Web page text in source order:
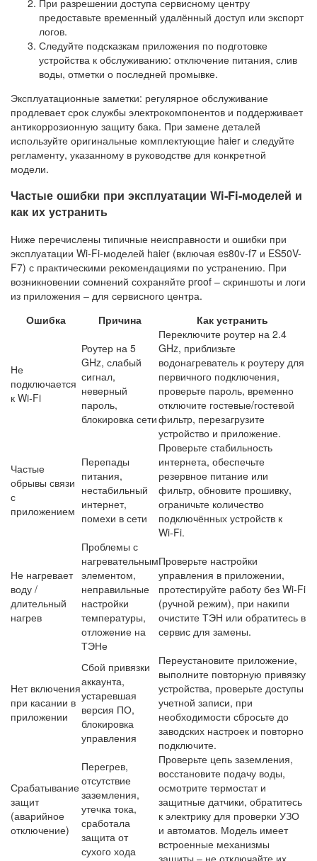
При разрешении доступа сервисному центру
предоставьте временный удалённый доступ или экспорт
логов.
Следуйте подсказкам приложения по подготовке
устройства к обслуживанию: отключение питания, слив
воды, отметки о последней промывке.
Эксплуатационные заметки: регулярное обслуживание
продлевает срок службы электрокомпонентов и поддерживает
антикоррозионную защиту бака. При замене деталей
используйте оригинальные комплектующие haier и следуйте
регламенту, указанному в руководстве для конкретной
модели.
Частые ошибки при эксплуатации Wi‑Fi‑моделей и
как их устранить
Ниже перечислены типичные неисправности и ошибки при
эксплуатации Wi‑Fi‑моделей haier (включая es80v-f7 и ES50V-
F7) с практическими рекомендациями по устранению. При
возникновении сомнений сохраняйте proof – скриншоты и логи
из приложения – для сервисного центра.
Ошибка
Причина Как устранить
Не
подключается
к Wi‑Fi
Роутер на 5
GHz, слабый
сигнал,
неверный
пароль,
блокировка сети
Переключите роутер на 2.4
GHz, приблизьте
водонагреватель к роутеру для
первичного подключения,
проверьте пароль, временно
отключите гостевые/гостевой
фильтр, перезагрузите
устройство и приложение.
Частые
обрывы связи
с
приложением
Перепады
питания,
нестабильный
интернет,
помехи в сети
Проверьте стабильность
интернета, обеспечьте
резервное питание или
фильтр, обновите прошивку,
ограничьте количество
подключённых устройств к
Wi‑Fi.
Не нагревает
воду /
длительный
нагрев
Проблемы с
нагревательным
элементом,
неправильные
настройки
температуры,
отложение на
ТЭНе
Проверьте настройки
управления в приложении,
протестируйте работу без Wi‑Fi
(ручной режим), при накипи
очистите ТЭН или обратитесь в
сервис для замены.
Нет включения
при касании в
приложении
Сбой привязки
аккаунта,
устаревшая
версия ПО,
блокировка
управления
Переустановите приложение,
выполните повторную привязку
устройства, проверьте доступы
учетной записи, при
необходимости сбросьте до
заводских настроек и повторно
подключите.
Срабатывание
защит
(аварийное
отключение)
Перегрев,
отсутствие
заземления,
утечка тока,
сработала
защита от
сухого хода
Проверьте цепь заземления,
восстановите подачу воды,
осмотрите термостат и
защитные датчики, обратитесь
к электрику для проверки УЗО
и автоматов. Модель имеет
встроенные механизмы
защиты – не отключайте их.